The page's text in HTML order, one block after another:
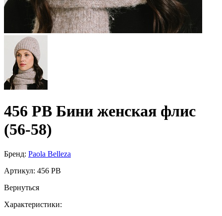
456 PB Бини женская флис
(56-58)
Бренд: Paola Belleza
Артикул: 456 PB
Вернуться
Характеристики: